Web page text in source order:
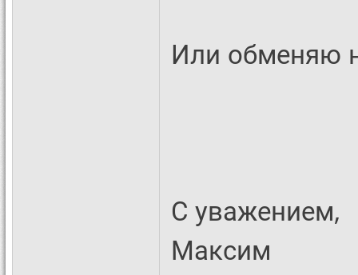
Или обменяю
С уважением,
Максим